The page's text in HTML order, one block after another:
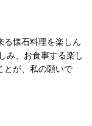
金継ぎ〜グルー継ぎ